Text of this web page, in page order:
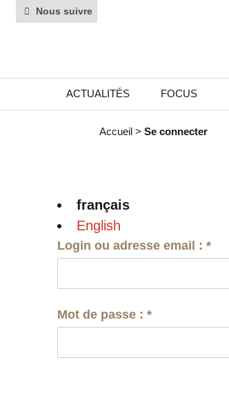
Nous suivre
ACTUALITÉS FOCUS
Accueil > Se connecter
français
English
Login ou adresse email :*
Mot de passe :*